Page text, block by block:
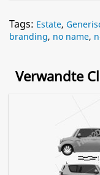
Tags: Estate,
branding, no name,
Verwandte